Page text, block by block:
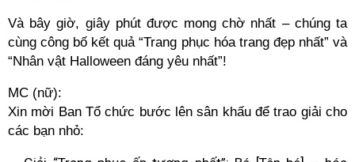
Và bây giờ, giây phút được mong chờ nhất – chúng ta
cùng công bố kết quả “Trang phục hóa trang đẹp nhất” và
“Nhân vật Halloween đáng yêu nhất”!
MC (nữ):
Xin mời Ban Tổ chức bước lên sân khấu để trao giải cho
các bạn nhỏ: